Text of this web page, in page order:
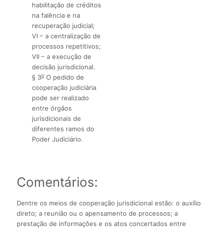
habilitação de créditos
na falência e na
recuperação judicial;
VI – a centralização de
processos repetitivos;
VII – a execução de
decisão jurisdicional.
§ 3oO pedido de
cooperação judiciária
pode ser realizado
entre órgãos
jurisdicionais de
diferentes ramos do
Poder Judiciário.
Comentários:
Dentre os meios de cooperação jurisdicional estão: o auxílio
direto; a reunião ou o apensamento de processos; a
prestação de informações e os atos concertados entre